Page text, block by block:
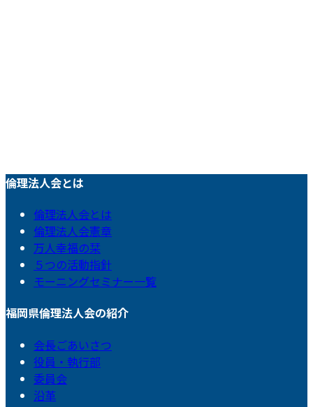
倫理法人会とは
倫理法人会とは
倫理法人会憲章
万人幸福の栞
５つの活動指針
モーニングセミナー一覧
福岡県倫理法人会の紹介
会長ごあいさつ
役員・執行部
委員会
沿革